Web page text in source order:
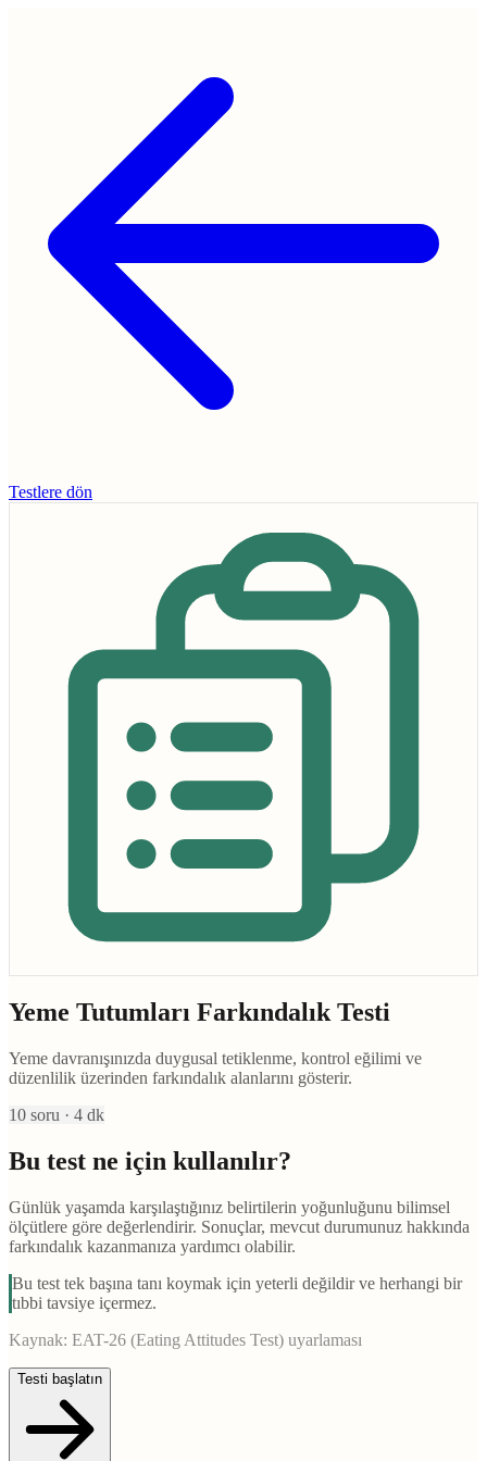
Testlere dön
Yeme Tutumları Farkındalık Testi
Yeme davranışınızda duygusal tetiklenme, kontrol eğilimi ve
düzenlilik üzerinden farkındalık alanlarını gösterir.
10 soru · 4 dk
Bu test ne için kullanılır?
Günlük yaşamda karşılaştığınız belirtilerin yoğunluğunu bilimsel
ölçütlere göre değerlendirir. Sonuçlar, mevcut durumunuz hakkında
farkındalık kazanmanıza yardımcı olabilir.
Bu test tek başına tanı koymak için yeterli değildir ve herhangi bir
tıbbi tavsiye içermez.
Kaynak: EAT-26 (Eating Attitudes Test) uyarlaması
Testi başlatın